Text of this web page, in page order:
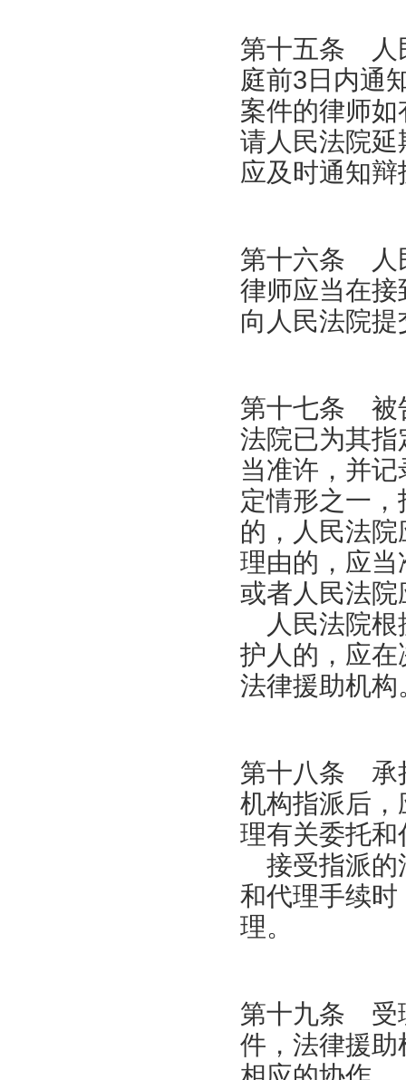
第十五条 人
庭前3日内通
案件的律师
请人民法院
应及时通知
第十六条 人
律师应当在
向人民法院
第十七条 被
法院已为其
当准许，并
定情形之一
的，人民法
理由的，应
或者人民法
人民法院根
护人的，应
法律援助机构
第十八条 承
机构指派后
理有关委托
接受指派的
和代理手续
理。
第十九条 受
件，法律援